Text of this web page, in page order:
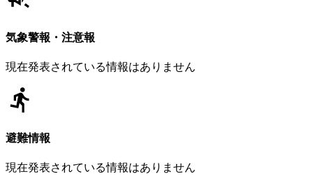
気象警報・注意報
現在発表されている情報はありません
避難情報
現在発表されている情報はありません